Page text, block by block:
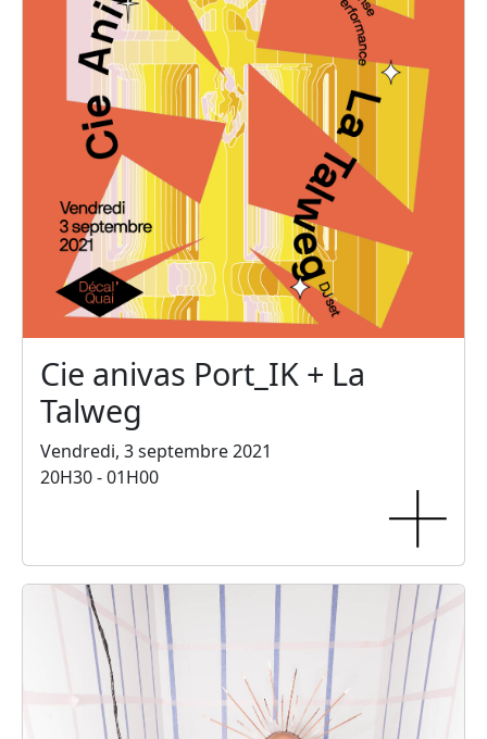
Cie anivas Port_IK + La
Talweg
Vendredi, 3 septembre 2021
20H30 - 01H00